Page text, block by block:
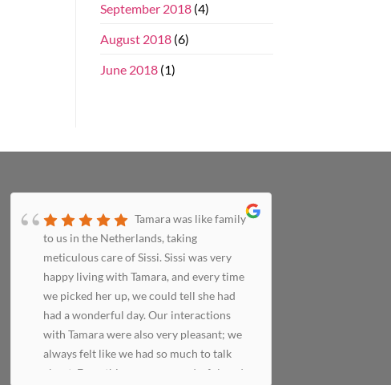
September 2018(4)
August 2018(6)
June 2018(1)
Tamara was like family
to us in the Netherlands, taking
meticulous care of Sissi. Sissi was very
happy living with Tamara, and every time
we picked her up, we could tell she had
had a wonderful day. Our interactions
with Tamara were also very pleasant; we
always felt like we had so much to talk
about. Everything was so wonderful, and